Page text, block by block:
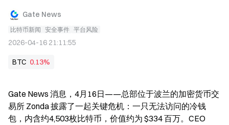
Gate News
比特币新闻 安全事件 平台风险
2026-04-16 21:11:55
BTC 0.13%
Gate News 消息，4月16日——总部位于波兰的加密货币交
易所 Zonda 披露了一起关键危机：一只无法访问的冷钱
包，内含约4,503枚比特币，价值约为 $334 百万。CEO